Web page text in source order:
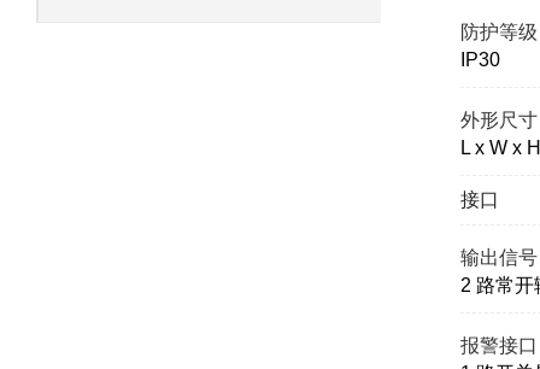
防护等
IP30
外形尺
L x W x
接口
输出信
2 路常开
报警接